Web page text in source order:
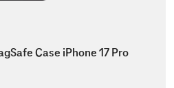
Case iPhone 17 Pro